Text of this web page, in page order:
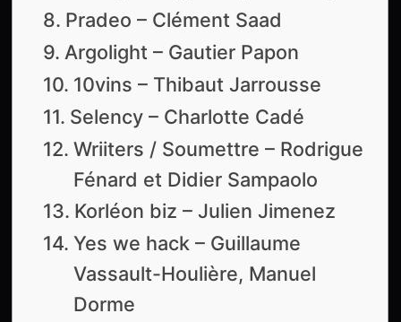
Pradeo – Clément Saad
Argolight – Gautier Papon
10vins – Thibaut Jarrousse
Selency – Charlotte Cadé
Wriiters / Soumettre – Rodrigue
Fénard et Didier Sampaolo
Korléon biz – Julien Jimenez
Yes we hack – Guillaume
Vassault-Houlière, Manuel
Dorme